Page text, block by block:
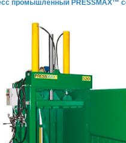
промышленный PRESSMAX™